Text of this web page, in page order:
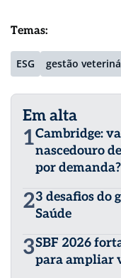
Temas:
ESG gestão
Em alta
1Cambridge:
nascedouro
por demanda?
23 desafios do
Saúde
3SBF 2026
para ampliar